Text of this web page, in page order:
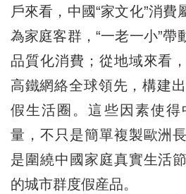
戶來看，中國“家文化”消費
為家庭客群，“一老一小”帶
品質化消費；從地域來看
高鐵網絡全球領先，構建
假生活圈。這些因素使
量，不只是簡單複製歐洲
是圍繞中國家庭真實生活
的城市群度假産品。